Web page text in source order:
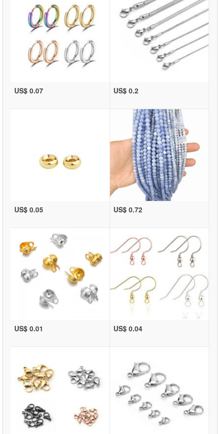
US$ 0.07 US$ 0.2
US$ 0.05 US$ 0.72
US$ 0.01 US$ 0.04